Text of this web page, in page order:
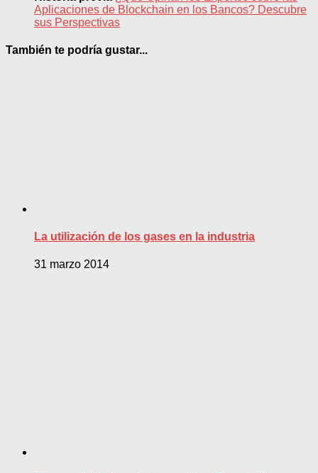
Aplicaciones de Blockchain en los Bancos? Descubre
sus Perspectivas
También te podría gustar...
La utilización de los gases en la industria
31 marzo 2014